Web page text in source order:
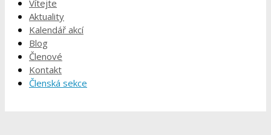
Vítejte
Aktuality
Kalendář akcí
Blog
Členové
Kontakt
Členská sekce